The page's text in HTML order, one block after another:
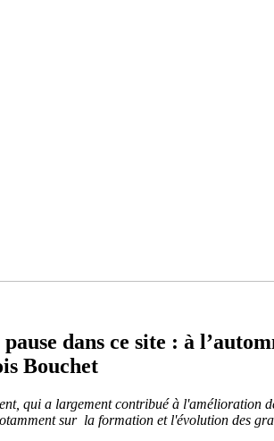
dans ce site : à
Bouchet
qui a largement contribué à l'amélioration
sur la formation et l'évolution des